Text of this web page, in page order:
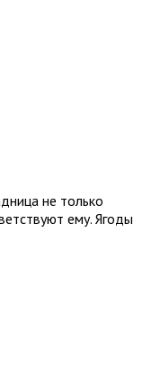
не только
ему. Ягоды